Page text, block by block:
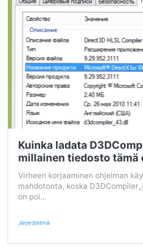
Kuinka ladata
millainen tiedosto tämä
Virheen korjaaminen ohjelman
mahdotonta, koska
on poi...
Järjestelmä